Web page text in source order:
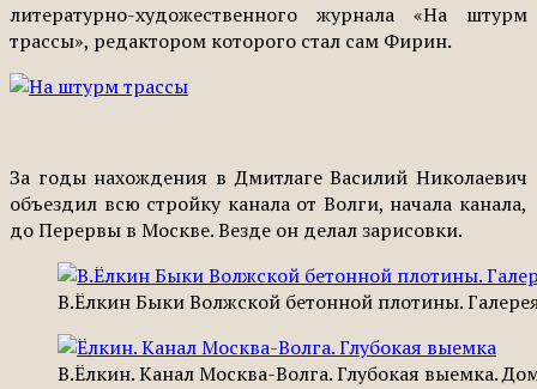
литературно-художественного журнала «На штурм
трассы», редактором которого стал сам Фирин.
За годы нахождения в Дмитлаге Василий Николаевич
объездил всю стройку канала от Волги, начала канала,
до Перервы в Москве. Везде он делал зарисовки.
В.Ёлкин Быки Волжской бетонной плотины.
В.Ёлкин. Канал Москва-Волга. Глубокая выемка.